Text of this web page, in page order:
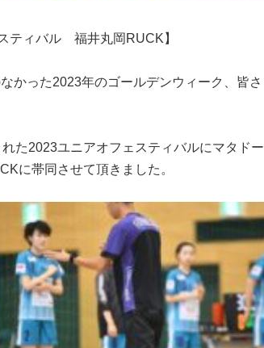
ティバル 福井丸岡RUCK】
かった2023年のゴールデンウィーク、皆
た2023ユニアオフェスティバルにマタド
に帯同させて頂きました。